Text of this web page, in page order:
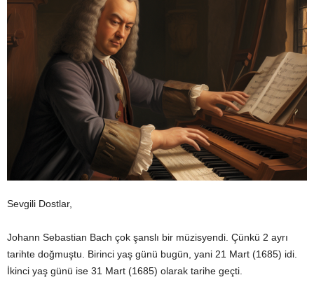
Sevgili Dostlar,
Johann Sebastian Bach çok şanslı bir müzisyendi. Çünkü 2 ayrı
tarihte doğmuştu. Birinci yaş günü bugün, yani 21 Mart (1685) idi.
İkinci yaş günü ise 31 Mart (1685) olarak tarihe geçti.